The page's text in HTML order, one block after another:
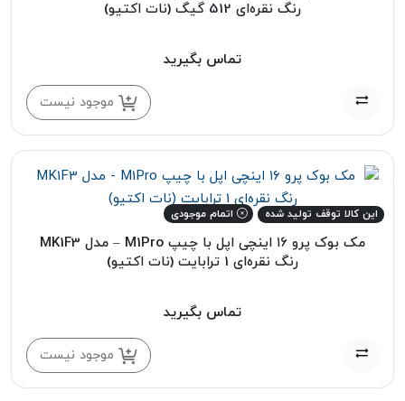
رنگ نقره‌ای 512 گیگ (نات اکتیو)
تماس بگیرید
موجود نیست
این کالا توقف تولید شده اتمام موجودی
مک بوک پرو ۱۶ اینچی اپل با چیپ M1Pro – مدل MK1F3
رنگ نقره‌ای 1 ترابایت (نات اکتیو)
تماس بگیرید
موجود نیست